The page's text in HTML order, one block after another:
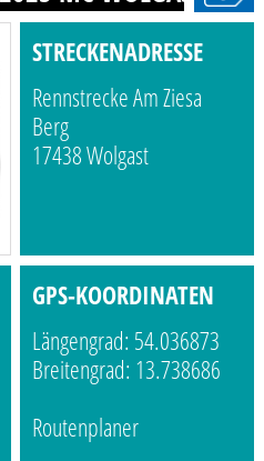
STRECKENADRESSE
Rennstrecke Am Ziesa
Berg
17438 Wolgast
GPS-KOORDINATEN
Längengrad: 54.036873
Breitengrad: 13.738686
Routenplaner